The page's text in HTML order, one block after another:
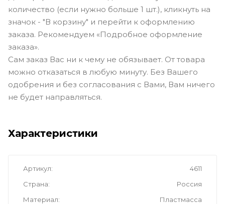
количество (если нужно больше 1 шт.), кликнуть на
значок - "В корзину" и перейти к оформлению
заказа. Рекомендуем «Подробное оформление
заказа».
Сам заказ Вас ни к чему не обязывает. От товара
можно отказаться в любую минуту. Без Вашего
одобрения и без согласования с Вами, Вам ничего
не будет направляться.
Характеристики
Артикул
4611
Страна
Россия
Материал
Пластмасса